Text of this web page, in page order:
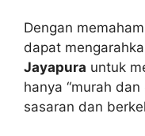
Dengan
dapat
Jayapura untuk
hanya “murah
sasaran dan